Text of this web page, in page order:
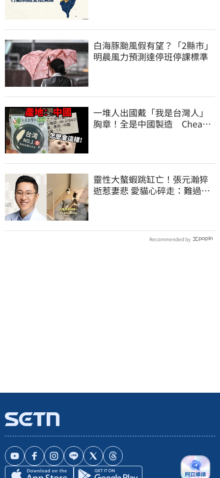
白海豚颱風假有望？「2縣市」
明晨風力預測達停班停課標準
一堆人出國戴「我是台灣人」
胸章！全是中國製造 Cheap
靈性大螯蝦跳缸亡！張元瀚猝
逝惹妻悲 愛貓心碎走：難過不
Recommended by